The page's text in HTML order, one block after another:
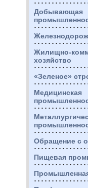
Добывающая
Жилищно-
хозяйство
«Зеленое»
Медицинская
Обращение с
Пищевая